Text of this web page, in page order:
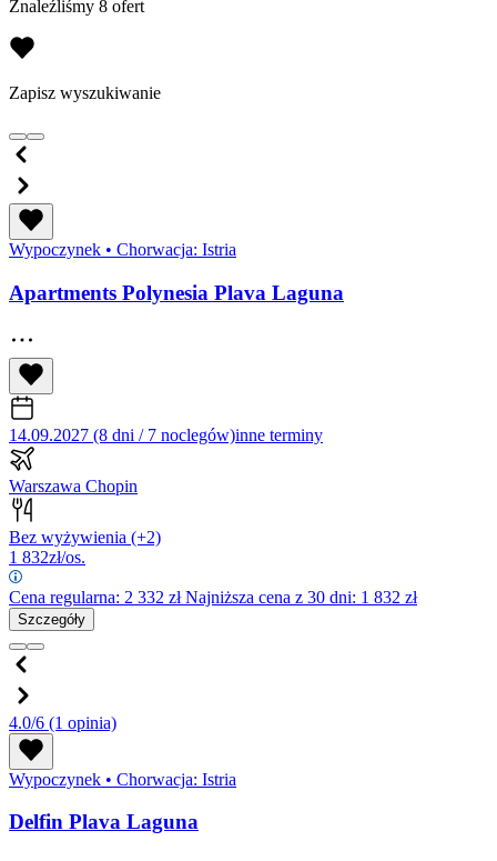
Znaleźliśmy 8 ofert
Zapisz wyszukiwanie
Wypoczynek • Chorwacja: Istria
Apartments Polynesia Plava Laguna
14.09.2027 (8 dni / 7 noclegów)inne terminy
Warszawa Chopin
Bez wyżywienia (+2)
1 832zł/os.
Cena regularna: 2 332 złNajniższa cena z 30 dni: 1 832 zł
Szczegóły
4.0/6 (1 opinia)
Wypoczynek • Chorwacja: Istria
Delfin Plava Laguna